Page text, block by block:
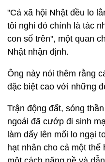
"Cả xã hội Nhật đều lo
tôi nghi đó chính là tác
con số trên", một quan
Nhật nhận định.
Ông này nói thêm rằng
đặc biệt cao với những
Trận động đất, sóng
ngoái đã cướp đi sinh
làm dấy lên mối lo ngại
hạt nhân cho cả một thế